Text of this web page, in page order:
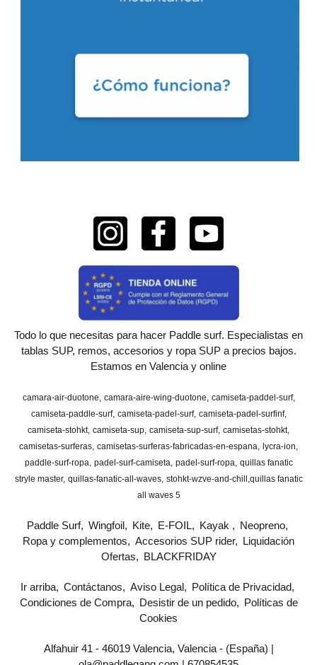
Todo lo que necesitas para hacer Paddle surf. Especialistas en
tablas SUP, remos, accesorios y ropa SUP a precios bajos.
Estamos en Valencia y online
camara-air-duotone camara-aire-wing-duotone camiseta-paddel-surf
camiseta-paddle-surf camiseta-padel-surf camiseta-padel-surfinf
camiseta-stohkt camiseta-sup camiseta-sup-surf camisetas-stohkt
camisetas-surferas camisetas-surferas-fabricadas-en-espana lycra-ion
paddle-surf-ropa padel-surf-camiseta padel-surf-ropa quillas fanatic
stryle master quillas-fanatic-all-waves stohkt-wzve-and-chill ​quillas fanatic
all waves 5
Paddle Surf Wingfoil Kite E-FOIL Kayak
Neopreno
Ropa y complementos
Accesorios SUP rider
Liquidación
Ofertas
BLACKFRIDAY
Ir arriba Contáctanos Aviso Legal
Política de Privacidad
Condiciones de Compra
Desistir de un pedido
Políticas de
Cookies
Alfahuir 41 - 46019 Valencia, Valencia - (España) |